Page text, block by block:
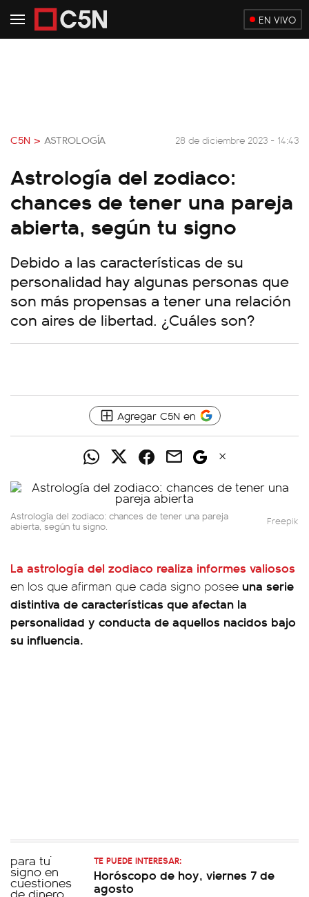
EN VIVO
C5N > ASTROLOGÍA 28 de diciembre 2023 - 14:43
Astrología del zodiaco:
chances de tener una pareja
abierta, según tu signo
Debido a las características de su
personalidad hay algunas personas que
son más propensas a tener una relación
con aires de libertad. ¿Cuáles son?
Agregar C5N en
Astrología del zodiaco: chances de tener una pareja
abierta, según tu signo. Freepik
La astrología del zodiaco realiza informes valiosos
en los que afirman que cada signo posee una serie
distintiva de características que afectan la
personalidad y conducta de aquellos nacidos bajo
su influencia.
TE PUEDE INTERESAR:
Horóscopo de hoy, viernes 7 de
agosto